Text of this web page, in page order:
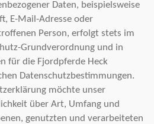
Daten, beispielsweise
E-Mail-Adresse oder
Person, erfolgt stets im
Grundverordnung und in
für die Fjordpferde Heck
Datenschutzbestimmungen.
möchte unser
über Art, Umfang und
genutzten und verarbeiteten